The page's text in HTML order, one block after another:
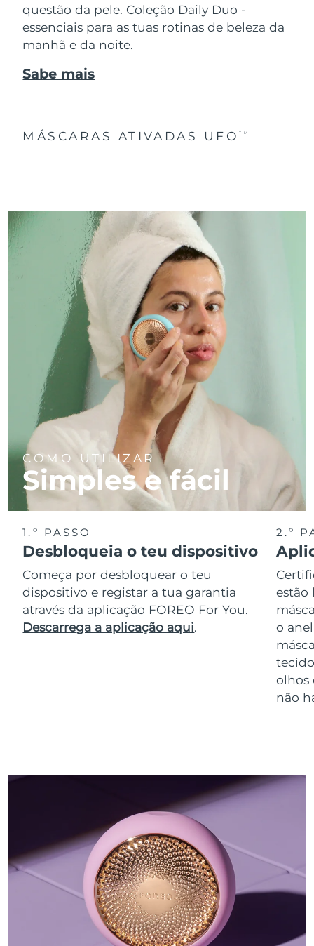
questão da pele. Coleção Daily Duo -
essenciais para as tuas rotinas de beleza da
manhã e da noite.
Sabe mais
MÁSCARAS ATIVADAS UFOTM
COMO UTILIZAR
Simples e fácil
1.º PASSO
Desbloqueia o teu dispositivo
Começa por desbloquear o teu
dispositivo e registar a tua garantia
através da aplicação FOREO For You.
Descarrega a aplicação aqui.
2.º
estão
o
olhos
não